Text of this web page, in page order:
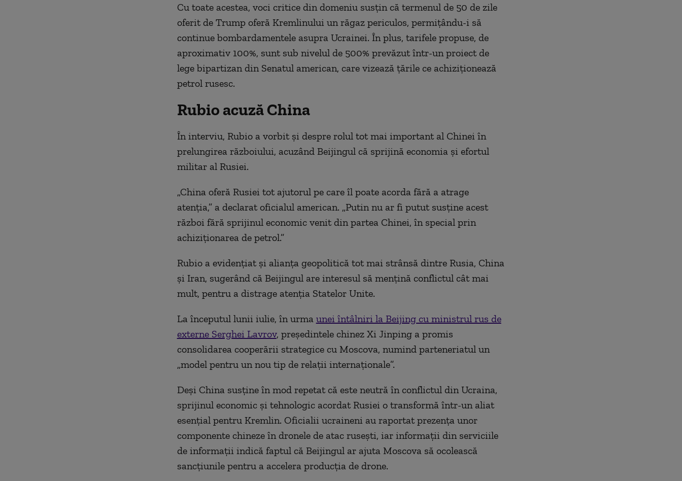
Cu toate acestea, voci critice din domeniu susțin că termenul de 50 de zile
oferit de Trump oferă Kremlinului un răgaz periculos, permițându-i să
continue bombardamentele asupra Ucrainei. În plus, tarifele propuse, de
aproximativ 100%, sunt sub nivelul de 500% prevăzut într-un proiect de
lege bipartizan din Senatul american, care vizează țările ce achiziționează
petrol rusesc.
Rubio acuză China
În interviu, Rubio a vorbit și despre rolul tot mai important al Chinei în
prelungirea războiului, acuzând Beijingul că sprijină economia și efortul
militar al Rusiei.
„China oferă Rusiei tot ajutorul pe care îl poate acorda fără a atrage
atenția,” a declarat oficialul american. „Putin nu ar fi putut susține acest
război fără sprijinul economic venit din partea Chinei, în special prin
achiziționarea de petrol.”
Rubio a evidențiat și alianța geopolitică tot mai strânsă dintre Rusia, China
și Iran, sugerând că Beijingul are interesul să mențină conflictul cât mai
mult, pentru a distrage atenția Statelor Unite.
La începutul lunii iulie, în urma unei întâlniri la Beijing cu ministrul rus de
externe Serghei Lavrov, președintele chinez Xi Jinping a promis
consolidarea cooperării strategice cu Moscova, numind parteneriatul un
„model pentru un nou tip de relații internaționale”.
Deși China susține în mod repetat că este neutră în conflictul din Ucraina,
sprijinul economic și tehnologic acordat Rusiei o transformă într-un aliat
esențial pentru Kremlin. Oficialii ucraineni au raportat prezența unor
componente chineze în dronele de atac rusești, iar informații din serviciile
de informații indică faptul că Beijingul ar ajuta Moscova să ocolească
sancțiunile pentru a accelera producția de drone.